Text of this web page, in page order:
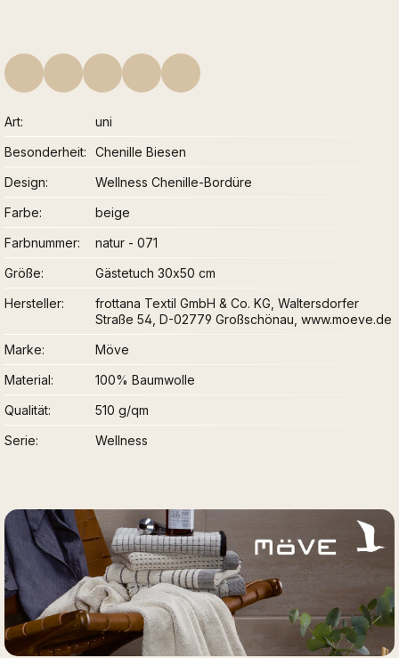
Art
uni
Besonderheit
Chenille Biesen
Design
Wellness Chenille-Bordüre
Farbe
beige
Farbnummer
natur - 071
Größe
Gästetuch 30x50 cm
Hersteller
frottana Textil GmbH & Co. KG, Waltersdorfer
Straße 54, D-02779 Großschönau, www.moeve.de
Marke
Möve
Material
100% Baumwolle
Qualität
510 g/qm
Serie
Wellness